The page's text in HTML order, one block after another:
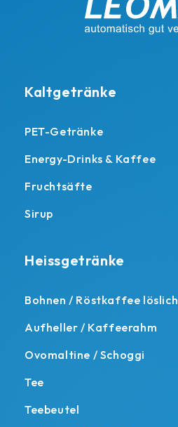
Kaltgetränke
PET-Getränke
Energy-Drinks & Kaffee
Fruchtsäfte
Sirup
Heissgetränke
Bohnen / Röstkaffee löslich
Aufheller / Kaffeerahm
Ovomaltine / Schoggi
Tee
Teebeutel